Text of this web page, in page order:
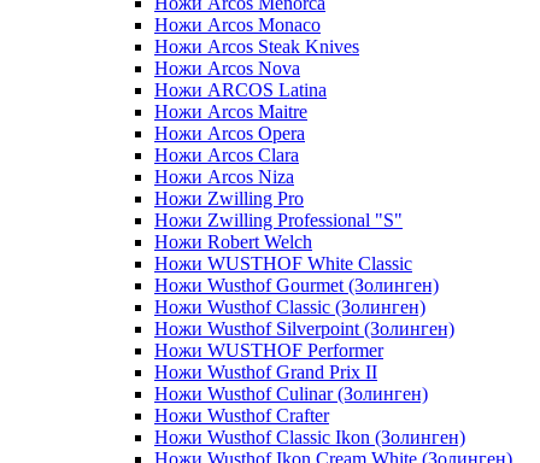
Ножи Arcos Monaco
Ножи Arcos Steak Knives
Ножи Arcos Nova
Ножи ARCOS Latina
Ножи Arcos Maitre
Ножи Arcos Opera
Ножи Arcos Clara
Ножи Arcos Niza
Ножи Zwilling Pro
Ножи Zwilling Professional "S"
Ножи Robert Welch
Ножи WUSTHOF White Classic
Ножи Wusthof Gourmet (Золинген)
Ножи Wusthof Classic (Золинген)
Ножи Wusthof Silverpoint (Золинген)
Ножи WUSTHOF Performer
Ножи Wusthof Grand Prix II
Ножи Wusthof Culinar (Золинген)
Ножи Wusthof Crafter
Ножи Wusthof Classic Ikon (Золинген)
Ножи Wusthof Ikon Cream White (Золинген)